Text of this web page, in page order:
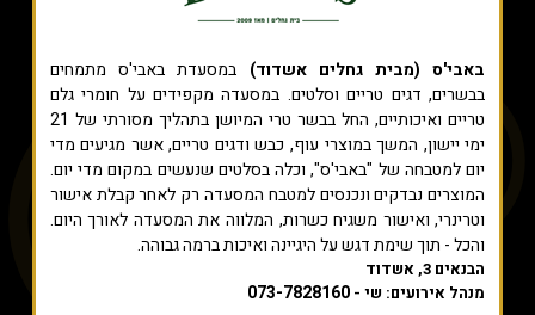
באבי'ס (מבית גחלים אשדוד) במסעדת באבי'ס מתמחים
בבשרים, דגים טריים וסלטים. במסעדה מקפידים על חומרי גלם
טריים ואיכותיים, החל בבשר טרי המיושן בתהליך מסורתי של 21
ימי יישון, המשך במוצרי עוף, כבש ודגים טריים, אשר מגיעים מדי
יום למטבחה של "באבי'ס", וכלה בסלטים שנעשים במקום מדי יום.
המוצרים נבדקים ונכנסים למטבח המסעדה רק לאחר קבלת אישור
וטרינרי, ואישור משגיח כשרות, המלווה את המסעדה לאורך היום.
והכל - תוך שימת דגש על היגיינה ואיכות ברמה גבוהה.
הבנאים 3, אשדוד
מנהל אירועים: שי - 073-7828160